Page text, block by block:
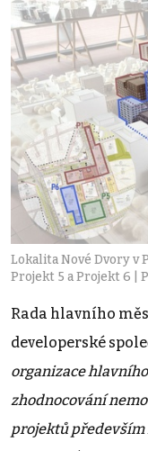
Lokalita Nové Dvory v
Projekt 5 a Projekt 6 |
Rada hlavního
developerské
organizace
zhodnocování
projektů především